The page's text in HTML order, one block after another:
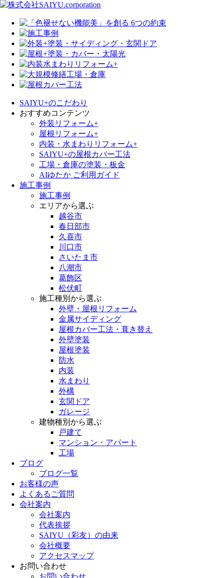
SAIYU+のこだわり
おすすめコンテンツ
外装リフォーム+
屋根リフォーム+
内装・水まわりリフォーム+
SAIYU+の屋根カバー工法
工場・倉庫の塗装・板金
AIゆたか ご利用ガイド
施工事例
施工事例
エリアから選ぶ
越谷市
春日部市
久喜市
川口市
さいたま市
八潮市
葛飾区
松伏町
施工種別から選ぶ
外壁・屋根リフォーム
金属サイディング
屋根カバー工法・葺き替え
外壁塗装
屋根塗装
防水
内装
水まわり
外構
玄関ドア
ガレージ
建物種別から選ぶ
戸建て
マンション・アパート
工場
ブログ
ブログ一覧
お客様の声
よくあるご質問
会社案内
会社案内
代表挨拶
SAIYU（彩友）の由来
会社概要
アクセスマップ
お問い合わせ
お問い合わせ